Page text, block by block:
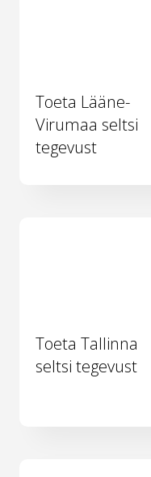
Toeta Lääne-
Virumaa seltsi
tegevust
Toeta Tallinna
seltsi tegevust